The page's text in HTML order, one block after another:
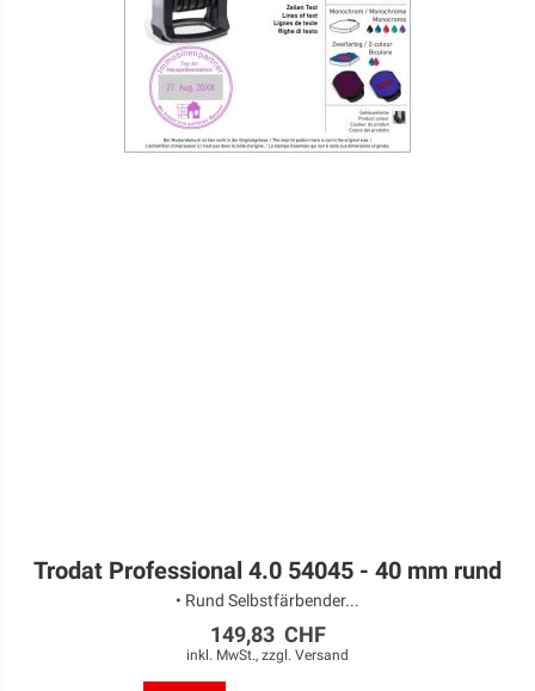
Trodat Professional 4.0 54045 - 40 mm rund
• Rund Selbstfärbender...
149,83 CHF
inkl. MwSt., zzgl. Versand